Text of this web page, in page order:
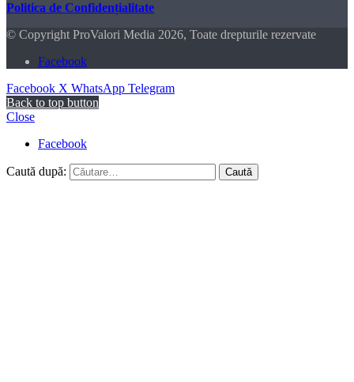
Politica de Confidențialitate
© Copyright ProValori Media 2026, Toate drepturile rezervate
Facebook
Facebook X WhatsApp Telegram
Back to top button
Close
Facebook
Caută după: